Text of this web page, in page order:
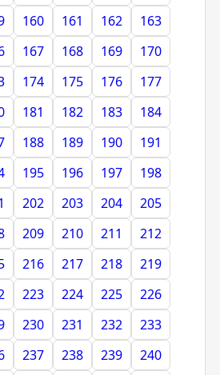
160 161 162
163
167 168 169
170
174 175 176
177
181 182 183
184
188 189 190
191
195 196 197
198
202 203 204
205
209 210 211
212
216 217 218
219
223 224 225
226
230 231 232
233
237 238 239
240